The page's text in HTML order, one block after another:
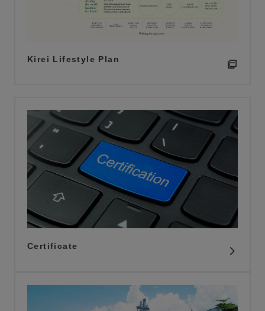
Kirei Lifestyle Plan
Certificate